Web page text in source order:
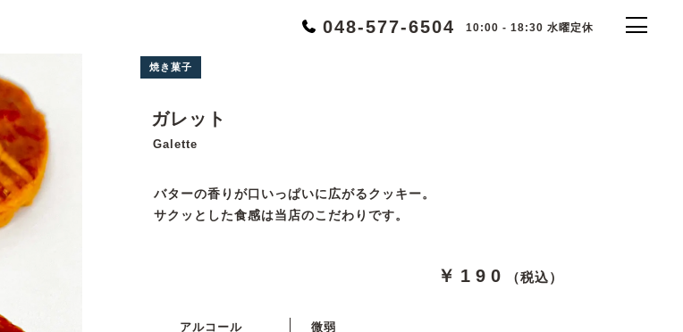
048-577-6504 10:00 - 18:30 水曜定休
焼き菓子
ガレット
Galette
バターの香りが口いっぱいに広がるクッキー。
サクッとした食感は当店のこだわりです。
￥190 （税込）
アルコール 微弱